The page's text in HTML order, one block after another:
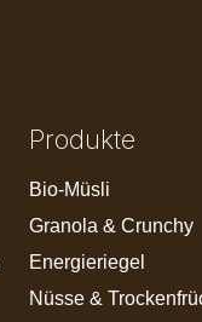
Produkte
Bio-Müsli
Granola & Crunchy
Energieriegel
Nüsse &